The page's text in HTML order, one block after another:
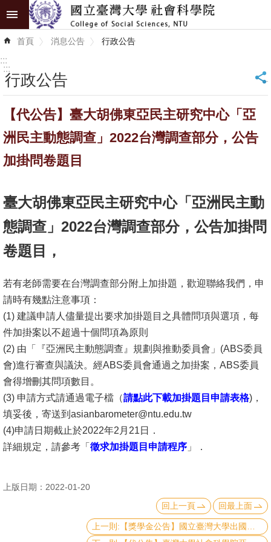
跳到主要內容區塊
進
階
識
學
單
位
研
消
息
公
告
國
際
化
高
教
首頁 消息公告 行政公告
:::
:::
行政公告 _
【代公告】臺大胡佛東亞民主研究中心「亞
洲民主動態調查」2022台灣調查部分，公告
加掛問卷題目
臺大胡佛東亞民主研究中心「亞洲民主動
態調查」2022台灣調查部分，公告加掛問
卷題目，
若有老師需要在台灣調查部分附上加掛題，歡迎聯絡我們，申
請時有幾點注意事項：
(1) 建議申請人儘量提出要求加掛題目之具體問項與選項，每
件加掛案以不超過十個問項為原則
(2) 由「『亞洲民主動態調查』規劃與推動委員會」(ABS委員
會)進行審查與議決。經ABS委員會通過之加掛案，ABS委員
會得增刪其問項數目。
(3) 申請方式請通過電子檔（請點此下載加掛題目申請表格)，
填妥後，寄送到asianbarometer@ntu.edu.tw
(4)申請日期截止於2022年2月21日．
詳細規定，請參考「 徵求加掛題目申請程序 」．
上版日期：2022-01-20
回上一頁
回最上面